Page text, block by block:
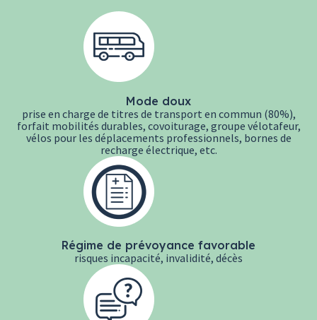
Mode doux
prise en charge de titres de transport en commun (80%),
forfait mobilités durables, covoiturage, groupe vélotafeur,
vélos pour les déplacements professionnels, bornes de
recharge électrique, etc.
Régime de prévoyance favorable
risques incapacité, invalidité, décès